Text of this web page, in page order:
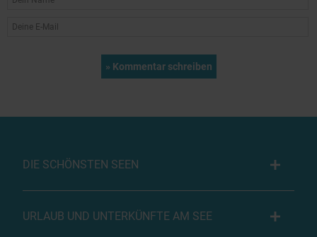
DIE SCHÖNSTEN SEEN
URLAUB UND UNTERKÜNFTE AM SEE